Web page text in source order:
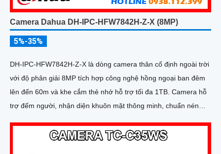
Camera Dahua DH-IPC-HFW7842H-Z-X (8MP)
5%-35%
DH-IPC-HFW7842H-Z-X là dòng camera thân cố định ngoài trời
với độ phân giải 8MP tích hợp công nghệ hồng ngoại ban đêm
lên đến 60m và khe cắm thẻ nhớ hỗ trợ tối đa 1TB. Camera hỗ
trợ đếm người, nhận diện khuôn mặt thông minh, chuẩn nén
giám sát ngoài trời, hỗ trợ tính năng quản lý chỗ đỗ xe hiệu quả